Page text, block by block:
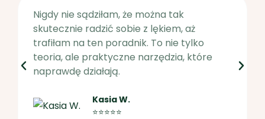
Nigdy nie sądziłam, że można tak
skutecznie radzić sobie z lękiem, aż
trafiłam na ten poradnik. To nie tylko
teoria, ale praktyczne narzędzia, które
naprawdę działają.
Kasia W.
⭐️⭐️⭐️⭐️⭐️